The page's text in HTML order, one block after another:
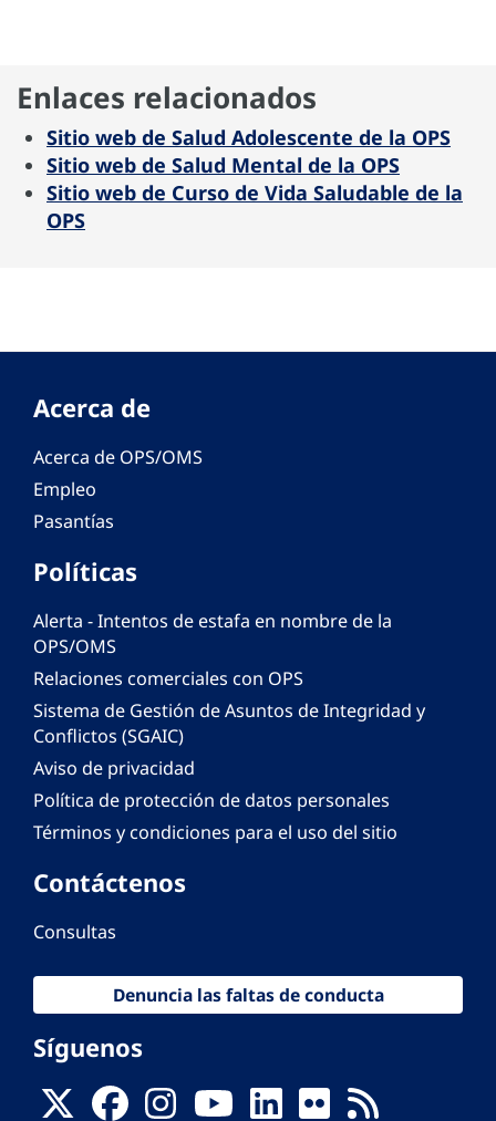
Enlaces relacionados
Sitio web de Salud Adolescente de la OPS
Sitio web de Salud Mental de la OPS
Sitio web de Curso de Vida Saludable de la
OPS
Acerca de
Acerca de OPS/OMS
Empleo
Pasantías
Políticas
Alerta - Intentos de estafa en nombre de la
OPS/OMS
Relaciones comerciales con OPS
Sistema de Gestión de Asuntos de Integridad y
Conflictos (SGAIC)
Aviso de privacidad
Política de protección de datos personales
Términos y condiciones para el uso del sitio
Contáctenos
Consultas
Denuncia las faltas de conducta
Síguenos